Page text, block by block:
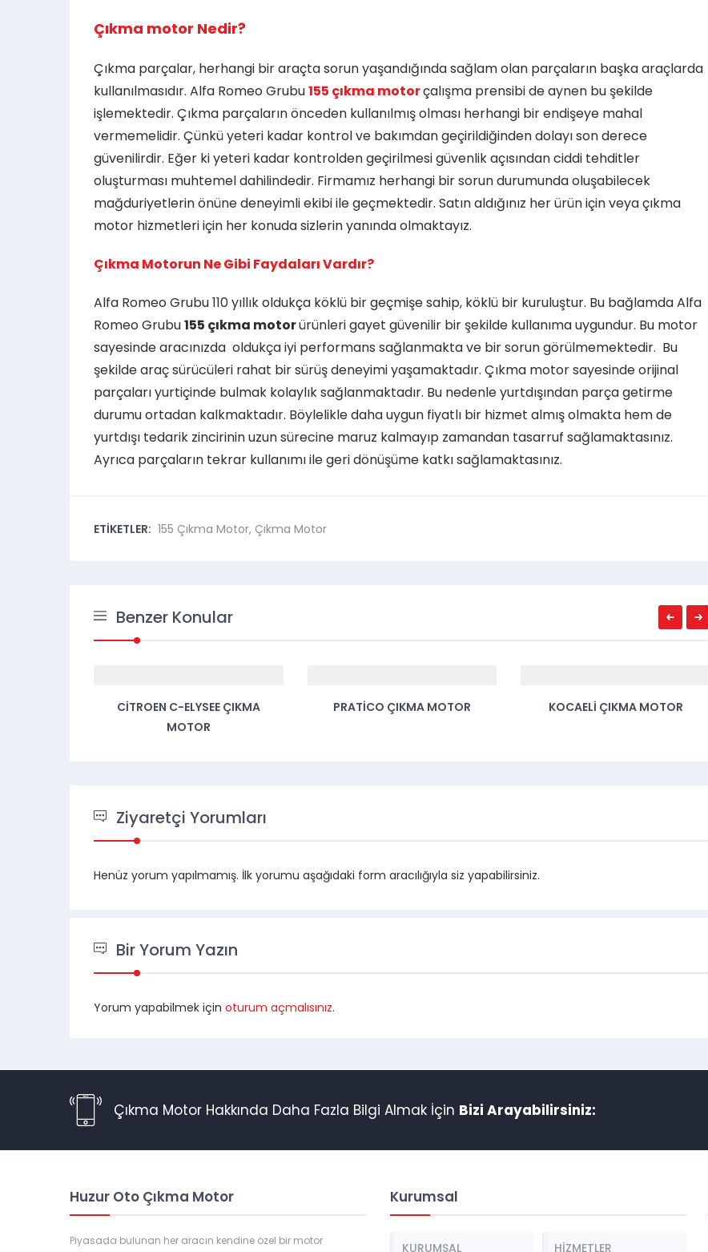
Çıkma motor Nedir?
Çıkma parçalar, herhangi bir araçta sorun yaşandığında sağlam olan parçaların başka araçlarda
kullanılmasıdır. Alfa Romeo Grubu155 çıkma motorçalışma prensibi de aynen bu şekilde
işlemektedir. Çıkma parçaların önceden kullanılmış olması herhangi bir endişeye mahal
vermemelidir. Çünkü yeteri kadar kontrol ve bakımdan geçirildiğinden dolayı son derece
güvenilirdir. Eğer ki yeteri kadar kontrolden geçirilmesi güvenlik açısından ciddi tehditler
oluşturması muhtemel dahilindedir. Firmamız herhangi bir sorun durumunda oluşabilecek
mağduriyetlerin önüne deneyimli ekibi ile geçmektedir. Satın aldığınız her ürün için veya çıkma
motor hizmetleri için her konuda sizlerin yanında olmaktayız.
Çıkma Motorun Ne Gibi Faydaları Vardır?
Alfa Romeo Grubu 110 yıllık oldukça köklü bir geçmişe sahip, köklü bir kuruluştur. Bu bağlamda Alfa
Romeo Grubu155 çıkma motorürünleri gayet güvenilir bir şekilde kullanıma uygundur. Bu motor
sayesinde aracınızda oldukça iyi performans sağlanmakta ve bir sorun görülmemektedir. Bu
şekilde araç sürücüleri rahat bir sürüş deneyimi yaşamaktadır. Çıkma motor sayesinde orijinal
parçaları yurtiçinde bulmak kolaylık sağlanmaktadır. Bu nedenle yurtdışından parça getirme
durumu ortadan kalkmaktadır. Böylelikle daha uygun fiyatlı bir hizmet almış olmakta hem de
yurtdışı tedarik zincirinin uzun sürecine maruz kalmayıp zamandan tasarruf sağlamaktasınız.
Ayrıca parçaların tekrar kullanımı ile geri dönüşüme katkı sağlamaktasınız.
ETİKETLER: 155 Çıkma Motor, Çıkma Motor
Benzer Konular
CITROEN C-ELYSEE ÇIKMA
MOTOR
PRATICO ÇIKMA MOTOR KOCAELI ÇIKMA MOTOR
Ziyaretçi Yorumları
Henüz yorum yapılmamış. İlk yorumu aşağıdaki form aracılığıyla siz yapabilirsiniz.
Bir Yorum Yazın
Yorum yapabilmek için oturum açmalısınız.
Çıkma Motor Hakkında Daha Fazla Bilgi Almak İçin Bizi Arayabilirsiniz:
Huzur Oto Çıkma Motor
Piyasada bulunan her aracın kendine özel bir motor
Kurumsal
KURUMSAL HİZMETLER